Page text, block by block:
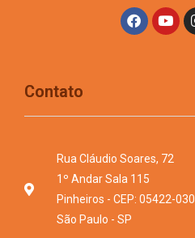
Contato
Rua Cláudio Soares, 72
1º Andar Sala 115
Pinheiros - CEP: 05422-030
São Paulo - SP